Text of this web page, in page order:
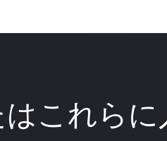
これら